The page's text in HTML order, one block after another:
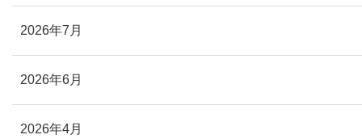
2026年7月
2026年6月
2026年4月